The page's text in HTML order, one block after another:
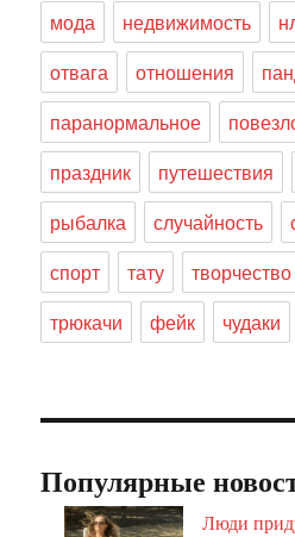
мода
недвижимость
отвага
отношения
паранормальное
праздник
путешествия
рыбалка
случайность
спорт
тату творчество
трюкачи
фейк чудаки
Популярные
Люди